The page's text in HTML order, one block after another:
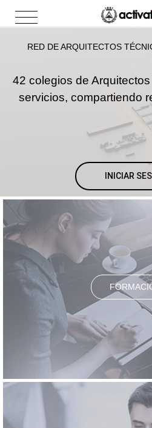
RED DE ARQUITECTOS
42 colegios de
servicios, compartiendo
INICIAR